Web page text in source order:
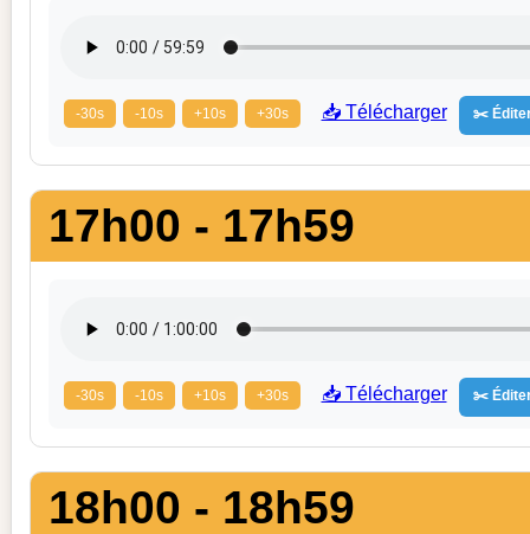
-30s -10s +10s +30s 📥 Télécharger ✂️
17h00 - 17h59
-30s -10s +10s +30s 📥 Télécharger ✂️
18h00 - 18h59